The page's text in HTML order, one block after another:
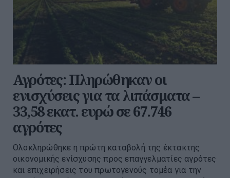
Αγρότες: Πληρώθηκαν οι
ενισχύσεις για τα λιπάσματα –
33,58 εκατ. ευρώ σε 67.746
αγρότες
Ολοκληρώθηκε η πρώτη καταβολή της έκτακτης
οικονομικής ενίσχυσης προς επαγγελματίες αγρότες
και επιχειρήσεις του πρωτογενούς τομέα για την